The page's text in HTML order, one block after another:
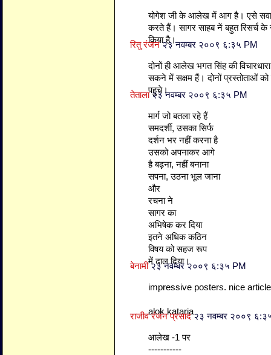
योगेश जी के आलेख में आग है। एसे
करते हैं। सागर साहब नें बहुत रिसर्च
किया है।
रितु रंजन २३ नवम्बर २००९ ६:३५ PM
दोनों ही आलेख भगत सिंह की
सकने में सक्षम हैं। दोनों प्रस्तोताओं
पहुचे।
तेताला२३ नवम्बर २००९ ६:३५ PM
मार्ग जो बतला रहे हैं
समदर्शी, उसका सिर्फ
दर्शन भर नहीं करना है
उसको अपनाकर आगे
है बढ़ना, नहीं बनाना
सपना, उठना भूल जाना
और
रचना ने
सागर का
अभिषेक कर दिया
इतने अधिक कठिन
विषय को सहज रूप
में ढाल दिया।
बेनामी२३ नवम्बर २००९ ६:३५ PM
impressive posters. nice
alok kataria
राजीव रंजन प्रसाद २३ नवम्बर २००९
आलेख -1 पर
-----------